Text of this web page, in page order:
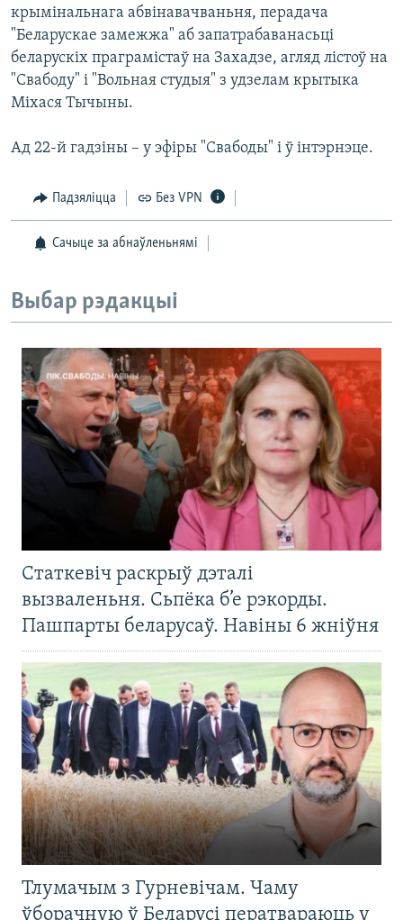
крымінальнага абвінавачваньня, перадача
"Беларускае замежжа" аб запатрабаванасьці
беларускіх праграмістаў на Захадзе, агляд лістоў на
"Свабоду" і "Вольная студыя" з удзелам крытыка
Міхася Тычыны.
Ад 22-й гадзіны – у эфіры "Свабоды" і ў інтэрнэце.
Падзяліцца Без VPN
Сачыце за абнаўленьнямі
Выбар рэдакцыі
Статкевіч раскрыў дэталі
вызваленьня. Сьпёка б’е рэкорды.
Пашпарты беларусаў. Навіны 6 жніўня
Тлумачым з Гурневічам. Чаму
ўборачную ў Беларусі ператвараюць у